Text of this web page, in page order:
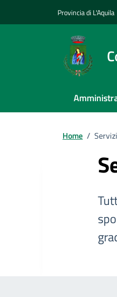
Provincia di L'Aquila
Home / Servizi